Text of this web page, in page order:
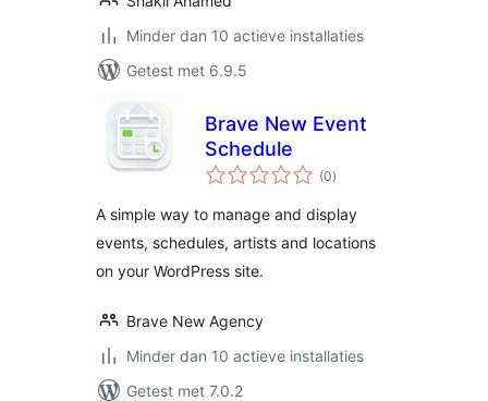
Minder dan 10 actieve installaties
Getest met 6.9.5
Brave New Event
Schedule
(0totaal
waarderingen
)
A simple way to manage and display
events, schedules, artists and locations
on your WordPress site.
Brave New Agency
Minder dan 10 actieve installaties
Getest met 7.0.2